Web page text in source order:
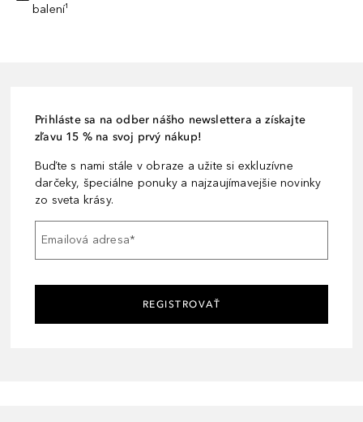
balení¹
Prihláste sa na odber nášho newslettera a získajte
zľavu 15 % na svoj prvý nákup!
Buďte s nami stále v obraze a užite si exkluzívne
darčeky, špeciálne ponuky a najzaujímavejšie novinky
zo sveta krásy.
Emailová adresa*
REGISTROVAŤ